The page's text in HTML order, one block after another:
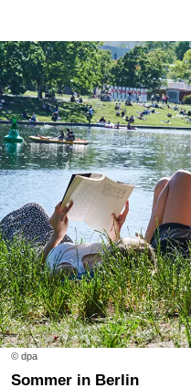
© dpa
Sommer in Berlin